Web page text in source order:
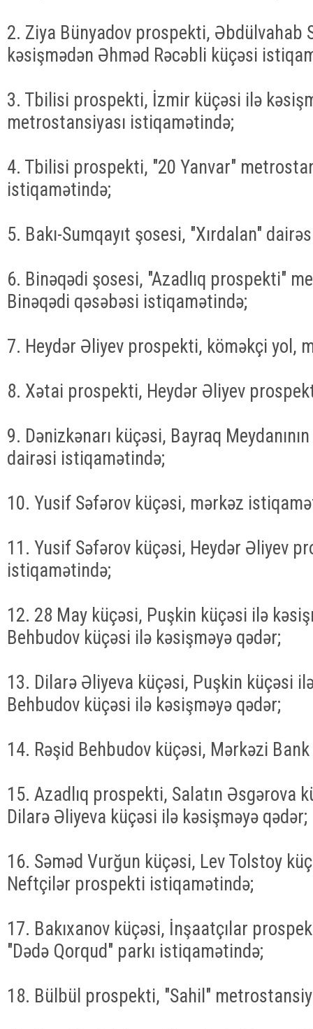
2. Ziya Bünyadov prospekti, Əbdülvahab
kəsişmədən Əhməd Rəcəbli küçəsi
3. Tbilisi prospekti, İzmir küçəsi ilə
metrostansiyası istiqamətində;
4. Tbilisi prospekti, "20 Yanvar"
istiqamətində;
5. Bakı-Sumqayıt şosesi, "Xırdalan"
6. Binəqədi şosesi, "Azadlıq prospekti"
Binəqədi qəsəbəsi istiqamətində;
7. Heydər Əliyev prospekti, köməkçi yol,
8. Xətai prospekti, Heydər Əliyev
9. Dənizkənarı küçəsi, Bayraq
dairəsi istiqamətində;
10. Yusif Səfərov küçəsi, mərkəz
11. Yusif Səfərov küçəsi, Heydər Əliyev
istiqamətində;
12. 28 May küçəsi, Puşkin küçəsi ilə
Behbudov küçəsi ilə kəsişməyə qədər;
13. Dilarə Əliyeva küçəsi, Puşkin küçəsi
Behbudov küçəsi ilə kəsişməyə qədər;
14. Rəşid Behbudov küçəsi, Mərkəzi
15. Azadlıq prospekti, Salatın Əsgərova
Dilarə Əliyeva küçəsi ilə kəsişməyə qədər;
16. Səməd Vurğun küçəsi, Lev Tolstoy
Neftçilər prospekti istiqamətində;
17. Bakıxanov küçəsi, İnşaatçılar
"Dədə Qorqud" parkı istiqamətində;
18. Bülbül prospekti, "Sahil"